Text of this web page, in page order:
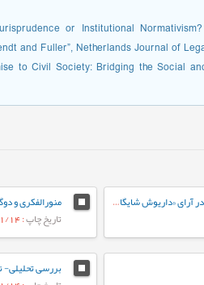
or Institutional
and Fuller”, Netherlands Journal of
to Civil Society: Bridging the Social
خوانش نسبت ديناميسم فلسفی و سیاسی در آرای «داريوش شايگان»
منورالفکری و
تاریخ چاپ: 1404/11/14
بررسی تحلیلی-